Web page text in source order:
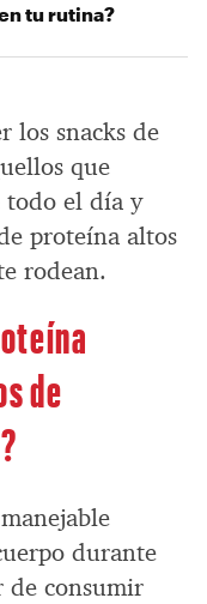
los snacks de
que
todo el día y
proteína altos
rodean.
de
durante
consumir
tu rutina?